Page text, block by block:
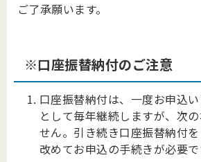
ご了承願います。
※口座振替納付のご注意
口座振替納付は、一度お申込
として毎年継続しますが、次
せん。引き続き口座振替納付を
改めてお申込の手続きが必要で